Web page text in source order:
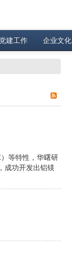
党建工作 企业文化
等特性，华曙研
成功开发出铝镁